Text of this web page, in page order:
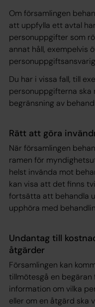
Om församlingen
att uppfylla ett avtal
personuppgifter som
annat håll, exempelvis
Du har i vissa fall, till
personuppgifterna ska
begränsning av
Rätt att göra
När församlingen
ramen för
helst invända mot
kan visa att det finns
fortsätta att behandla
upphöra med
Undantag till
åtgärder
Församlingen kan
tillmötesgå en
information om vilka
eller om en åtgärd ska